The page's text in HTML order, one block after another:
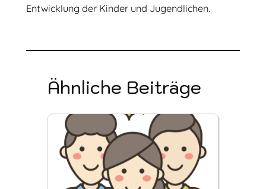
Entwicklung der Kinder und Jugendlichen.
Ähnliche Beiträge